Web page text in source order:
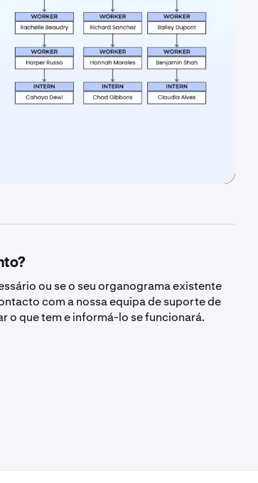
ou se o seu organograma existente
com a nossa equipa de suporte de
o que tem e informá-lo se funcionará.